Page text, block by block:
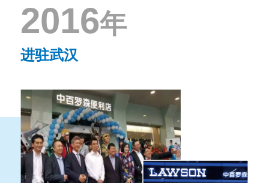
2016年
进驻武汉